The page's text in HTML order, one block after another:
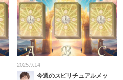
2025.9.14
今週のスピリチュアルメッ